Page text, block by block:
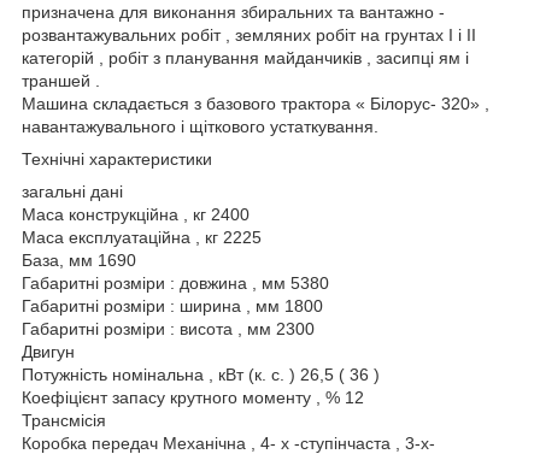
призначена для виконання збиральних та вантажно -
розвантажувальних робіт , земляних робіт на грунтах I і II
категорій , робіт з планування майданчиків , засипці ям і
траншей .
Машина складається з базового трактора « Білорус- 320» ,
навантажувального і щіткового устаткування.
Технічні характеристики
загальні дані
Маса конструкційна , кг 2400
Маса експлуатаційна , кг 2225
База, мм 1690
Габаритні розміри : довжина , мм 5380
Габаритні розміри : ширина , мм 1800
Габаритні розміри : висота , мм 2300
Двигун
Потужність номінальна , кВт (к. с. ) 26,5 ( 36 )
Коефіцієнт запасу крутного моменту , % 12
Трансмісія
Коробка передач Механічна , 4- х -ступінчаста , 3-х-